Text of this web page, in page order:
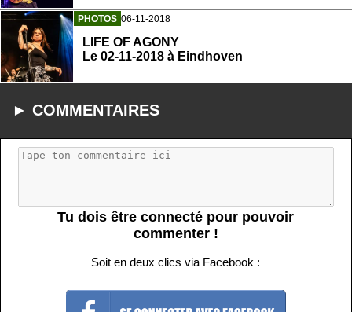
PHOTOS 06-11-2018
LIFE OF AGONY
Le 02-11-2018 à Eindhoven
► COMMENTAIRES
Tu dois être connecté pour pouvoir
commenter !
Soit en deux clics via Facebook :